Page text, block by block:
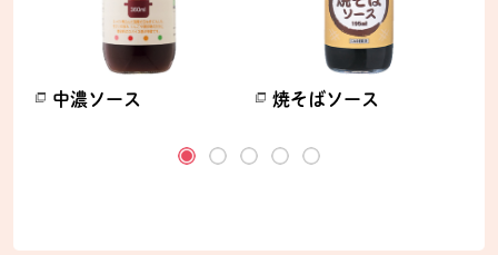
中濃ソース
焼そばソース